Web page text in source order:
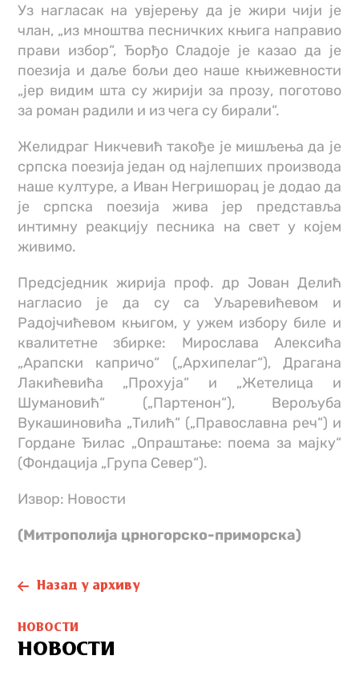
Уз нагласак на увјерењу да је жири чији је
члан, „из мноштва песничких књига направио
прави избор“, Ђорђо Сладоје је казао да је
поезија и даље бољи део наше књижевности
„јер видим шта су жирији за прозу, поготово
за роман радили и из чега су бирали“.
Желидраг Никчевић такође је мишљења да је
српска поезија један од најлепших производа
наше културе, а Иван Негришорац је додао да
је српска поезија жива јер представља
интимну реакцију песника на свет у којем
живимо.
Предсједник жирија проф. др Јован Делић
нагласио је да су са Уљаревићевом и
Радојчићевом књигом, у ужем избору биле и
квалитетне збирке: Мирослава Алексића
„Арапски капричо“ („Архипелаг“), Драгана
Лакићевића „Прохуја“ и „Жетелица и
Шумановић“ („Партенон“), Верољуба
Вукашиновића „Тилић“ („Православна реч“) и
Гордане Ђилас „Опраштање: поема за мајку“
(Фондација „Група Север“).
Извор: Новости
(Митрополија црногорско-приморска)
Назад у архиву
НОВОСТИ
НОВОСТИ